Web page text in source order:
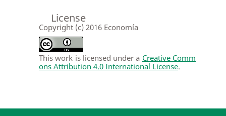
License
Copyright (c) 2016 Economía
This work is licensed under a Creative Comm
ons Attribution 4.0 International License.